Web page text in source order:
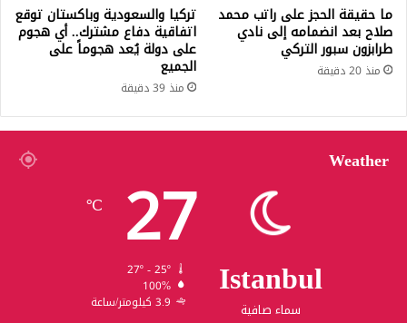
ما حقيقة الحجز على راتب محمد
صلاح بعد انضمامه إلى نادي
طرابزون سبور التركي
منذ 20 دقيقة
تركيا والسعودية وباكستان توقع
اتفاقية دفاع مشترك.. أي هجوم
على دولة يُعد هجوماً على
الجميع
منذ 39 دقيقة
Weather
Istanbul
سماء صافية
27
℃
27º - 25º
100%
3.9 كيلومتر/ساعة